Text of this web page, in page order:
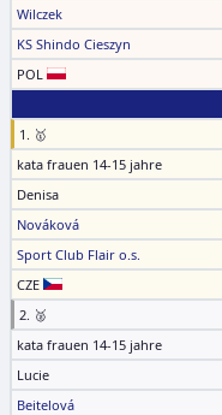
Wilczek
KS Shindo Cieszyn
POL
1. 🥇
kata frauen 14-15 jahre
Denisa
Nováková
Sport Club Flair o.s.
CZE
2. 🥈
kata frauen 14-15 jahre
Lucie
Beitelová